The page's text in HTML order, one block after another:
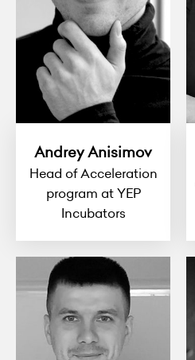
Andrey Anisimov
Head of Acceleration
program at YEP
Incubators